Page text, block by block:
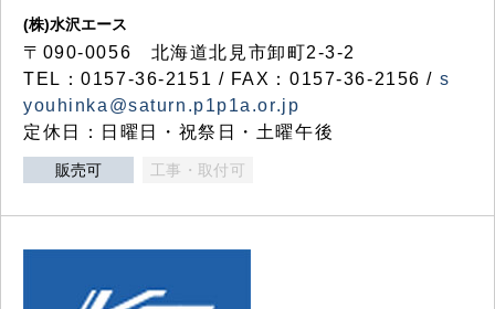
(株)水沢エース
〒090-0056 北海道北見市卸町2-3-2
TEL：0157-36-2151 / FAX：0157-36-2156 / s
youhinka@saturn.p1p1a.or.jp
定休日：日曜日・祝祭日・土曜午後
販売可 工事・取付可